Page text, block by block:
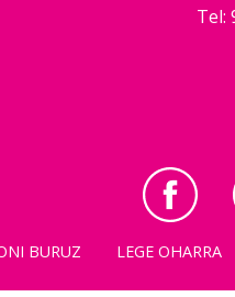
Tel:
BURUZ LEGE OHARRA